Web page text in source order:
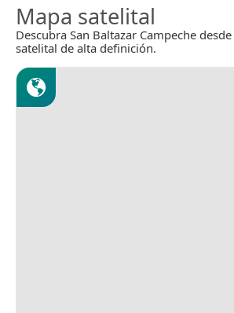
Mapa satelital
Descubra San Baltazar Campeche
satelital de alta definición.